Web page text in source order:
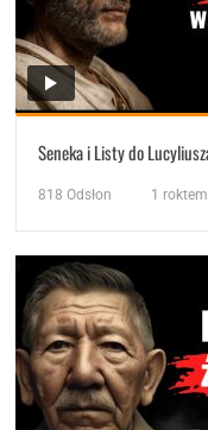
Seneka i Listy do
818 Odsłon 1